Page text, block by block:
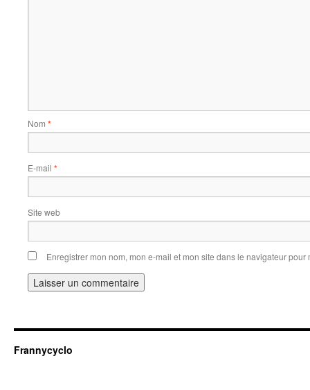
Nom *
E-mail *
Site web
Enregistrer mon nom, mon e-mail et mon site dans le navigateur
Frannycyclo